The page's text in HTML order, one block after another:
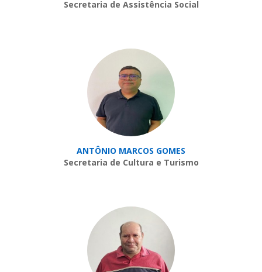
Secretaria de Assistência Social
ANTÔNIO MARCOS GOMES
Secretaria de Cultura e Turismo